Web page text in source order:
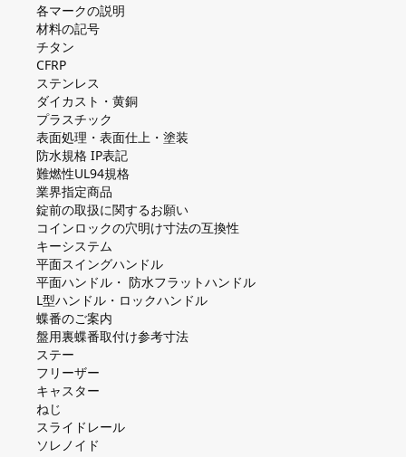
各マークの説明
材料の記号
チタン
CFRP
ステンレス
ダイカスト・⻩銅
プラスチック
表面処理・表面仕上・塗装
防⽔規格 IP表記
難燃性UL94規格
業界指定商品
錠前の取扱に関するお願い
コインロックの⽳明け⼨法の互換性
キーシステム
平⾯スイングハンドル
平⾯ハンドル・ 防⽔フラットハンドル
L型ハンドル・ロックハンドル
蝶番のご案内
盤⽤裏蝶番取付け参考⼨法
ステー
フリーザー
キャスター
ねじ
スライドレール
ソレノイド